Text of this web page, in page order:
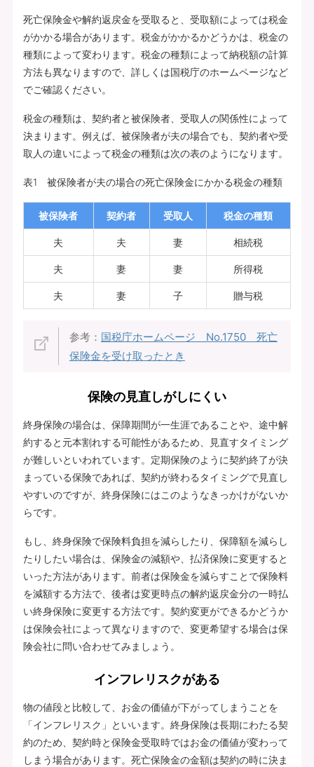
死亡保険金や解約返戻金を受取ると、受取額によっては税金
がかかる場合があります。税金がかかるかどうかは、税金の
種類によって変わります。税金の種類によって納税額の計算
方法も異なりますので、詳しくは国税庁のホームページなど
でご確認ください。
税金の種類は、契約者と被保険者、受取人の関係性によって
決まります。例えば、被保険者が夫の場合でも、契約者や受
取人の違いによって税金の種類は次の表のようになります。
表1 被保険者が夫の場合の死亡保険金にかかる税金の種類
被保険者 契約者 受取人 税金の種類
夫 夫 妻 相続税
夫 妻 妻 所得税
夫 妻 子 贈与税
参考： 国税庁ホームページ No.1750 死亡
保険金を受け取ったとき
保険の見直しがしにくい
終身保険の場合は、保障期間が一生涯であることや、途中解
約すると元本割れする可能性があるため、見直すタイミング
が難しいといわれています。定期保険のように契約終了が決
まっている保険であれば、契約が終わるタイミングで見直し
やすいのですが、終身保険にはこのようなきっかけがないか
らです。
もし、終身保険で保険料負担を減らしたり、保障額を減らし
たりしたい場合は、保険金の減額や、払済保険に変更すると
いった方法があります。前者は保険金を減らすことで保険料
を減額する方法で、後者は変更時点の解約返戻金分の一時払
い終身保険に変更する方法です。契約変更ができるかどうか
は保険会社によって異なりますので、変更希望する場合は保
険会社に問い合わせてみましょう。
インフレリスクがある
物の値段と比較して、お金の価値が下がってしまうことを
「インフレリスク」といいます。終身保険は長期にわたる契
約のため、契約時と保険金受取時ではお金の価値が変わって
しまう場合があります。死亡保険金の金額は契約の時に決ま